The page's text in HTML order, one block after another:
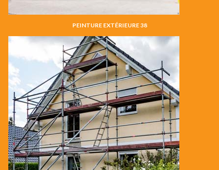
PEINTURE EXTÉRIEURE 38